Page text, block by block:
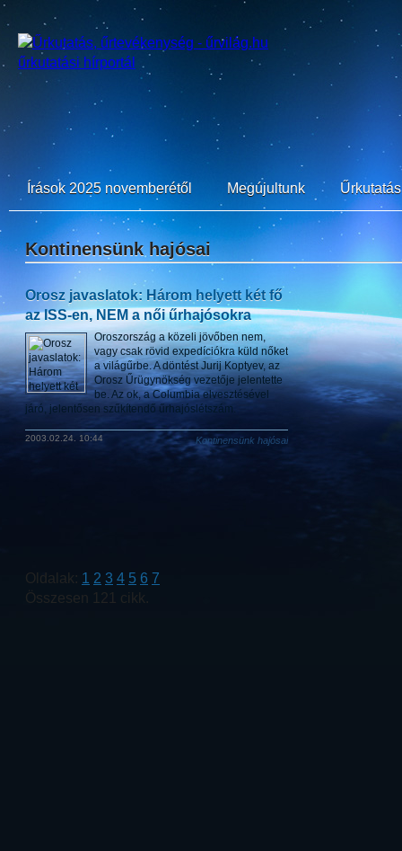
Írások 2025 novemberétől Megújultunk
Kontinensünk hajósai
Orosz javaslatok: Három helyett két fő
az ISS-en, NEM a női űrhajósokra
Oroszország a közeli jövőben nem,
vagy csak rövid expedíciókra küld nőket
a világűrbe. A döntést Jurij Koptyev, az
Orosz Űrügynökség vezetője jelentette
be. Az ok, a Columbia elvesztésével
járó, jelentősen szűkítendő űrhajóslétszám.
2003.02.24. 10:44 Kontinensünk hajósai
Oldalak: 1 2 3 4 5 6 7
Összesen 121 cikk.